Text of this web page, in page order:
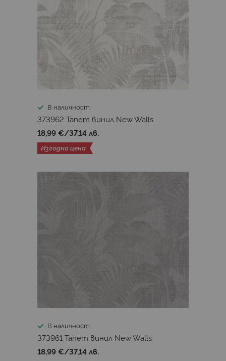
В наличност
373962 Тапет винил New Walls
18,99 €/37,14 лв.
Изгодна цена
В наличност
373961 Тапет винил New Walls
18,99 €/37,14 лв.